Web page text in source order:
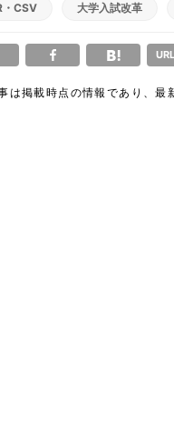
・CSV 大学入試改革
は掲載時点の情報であり、最